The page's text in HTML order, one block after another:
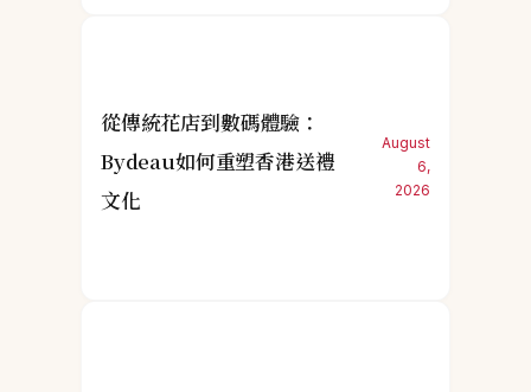
從傳統花店到數碼體驗：
Bydeau如何重塑香港送禮
文化
August
6,
2026